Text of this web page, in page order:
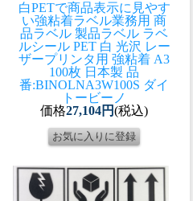
白PETで商品表示に見やす
い強粘着ラベル業務用 商
品ラベル 製品ラベル ラベ
ルシール PET 白 光沢 レー
ザープリンタ用 強粘着 A3
100枚 日本製 品
番:BINOLNA3W100S ダイ
トービーノ
価格27,104円(税込)